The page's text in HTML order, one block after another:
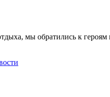
мы обратились к